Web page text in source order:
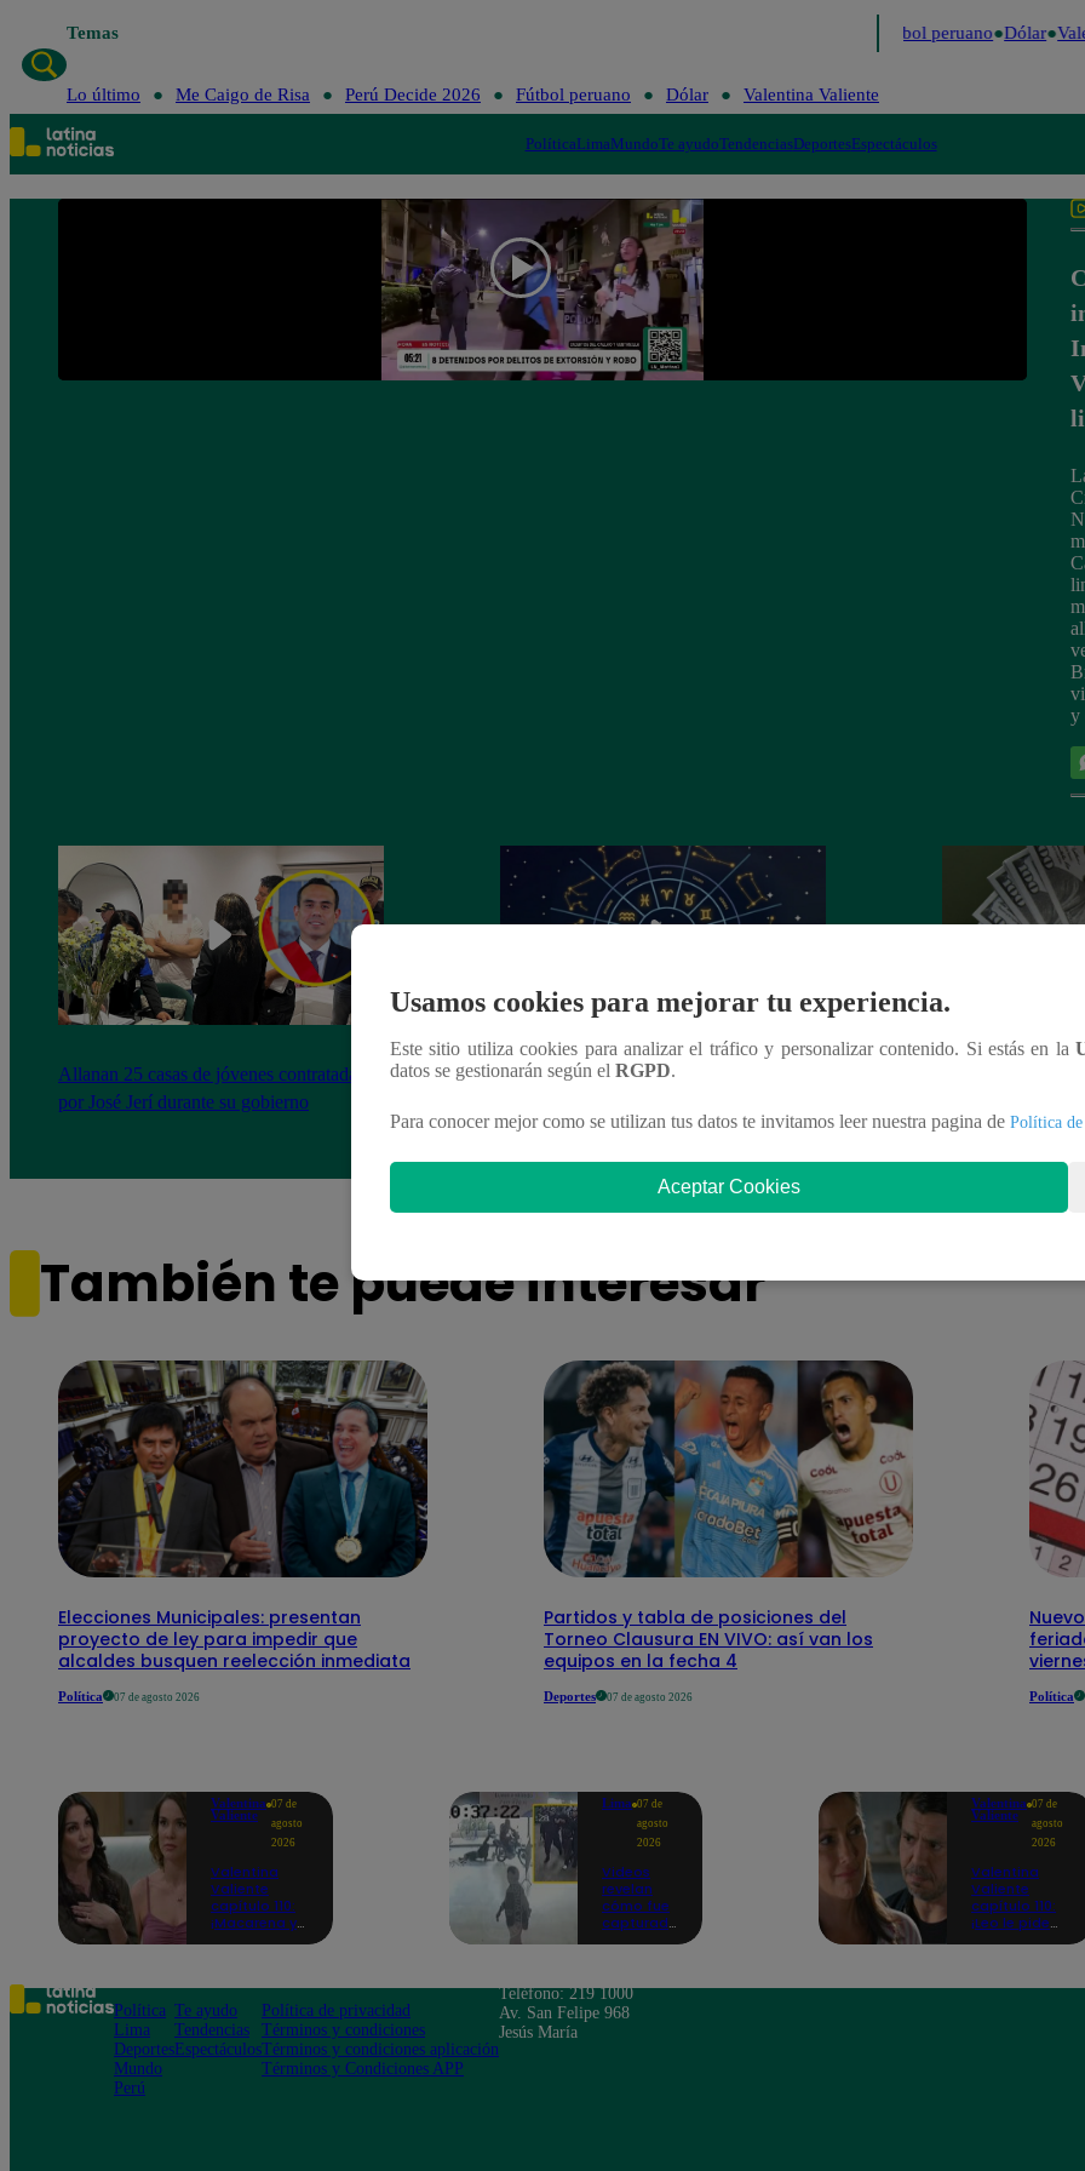
Temas Fútbol peruano Dólar
Lo último Me Caigo de Risa Perú Decide 2026 Fútbol peruano Dólar Valentina Valiente
PolíticaLimaMundoTe ayudoTendenciasDeportesEspectáculos
y
Allanan 25 casas de jóvenes contratadas
por José Jerí durante su gobierno
Horóscopo de HOY, 10 de abril: ¿cómo te
abril
También te puede interesar
Elecciones Municipales: presentan
proyecto de ley para impedir que
alcaldes busquen reelección inmediata
Política 07 de agosto 2026
Partidos y tabla de posiciones del
Torneo Clausura EN VIVO: así van los
equipos en la fecha 4
Deportes 07 de agosto 2026 Política
Valentina
Valiente
07 de
agosto
2026
Valentina
Valiente
capítulo 110:
¡Macarena ya
extorsión
contra Frida y
Rodrigo!
Lima 07 de
agosto
2026
Videos
revelan
cómo fue
capturado
cambista
en el
Mercado
Valentina
Valiente
07 de
agosto
2026
Valentina
Valiente
capítulo 110:
¡Leo le pide
durante
Usamos cookies para mejorar tu experiencia.
Este sitio utiliza cookies para analizar el tráfico y personalizar contenido. Si estás en la
datos se gestionarán según el RGPD.
Para conocer mejor como se utilizan tus datos te invitamos leer nuestra pagina de Política
Aceptar Cookies
Política
Lima
Deportes
Mundo
Perú
Te ayudo
Tendencias
Espectáculos
Política de privacidad
Términos y condiciones
Términos y condiciones aplicación
Términos y Condiciones APP
Teléfono: 219 1000
Av. San Felipe 968
Jesús María